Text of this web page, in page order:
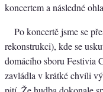
koncertem a následné
Po koncertě jsme se
rekonstrukci), kde se
domácího sboru Festivia
zavládla v krátké chvíli